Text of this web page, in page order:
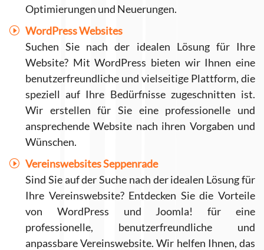
Optimierungen und Neuerungen.
WordPress Websites
Suchen Sie nach der idealen Lösung für Ihre
Website? Mit WordPress bieten wir Ihnen eine
benutzerfreundliche und vielseitige Plattform, die
speziell auf Ihre Bedürfnisse zugeschnitten ist.
Wir erstellen für Sie eine professionelle und
ansprechende Website nach ihren Vorgaben und
Wünschen.
Vereinswebsites Seppenrade
Sind Sie auf der Suche nach der idealen Lösung für
Ihre Vereinswebsite? Entdecken Sie die Vorteile
von WordPress und Joomla! für eine
professionelle, benutzerfreundliche und
anpassbare Vereinswebsite. Wir helfen Ihnen, das